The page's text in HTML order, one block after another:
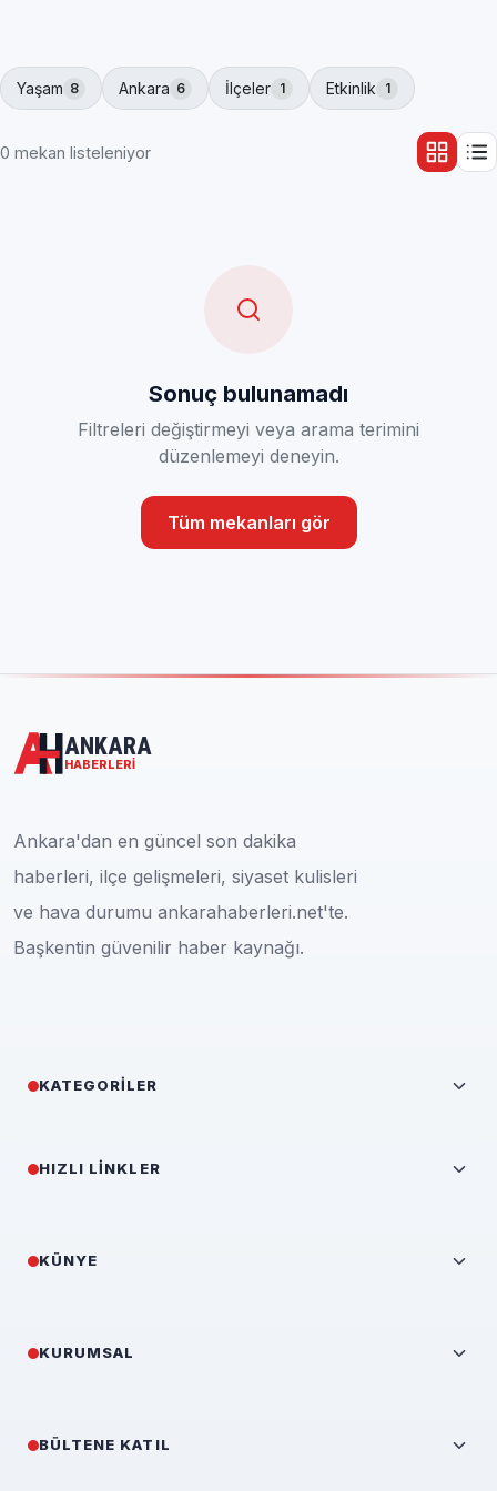
Yaşam 8 Ankara 6 İlçeler 1 Etkinlik 1
0 mekan listeleniyor
Sonuç bulunamadı
Filtreleri değiştirmeyi veya arama terimini
düzenlemeyi deneyin.
Tüm mekanları gör
ANKARA
HABERLERI
Ankara'dan en güncel son dakika
haberleri, ilçe gelişmeleri, siyaset kulisleri
ve hava durumu ankarahaberleri.net'te.
Başkentin güvenilir haber kaynağı.
KATEGORILER
HIZLI LINKLER
KÜNYE
KURUMSAL
BÜLTENE KATIL